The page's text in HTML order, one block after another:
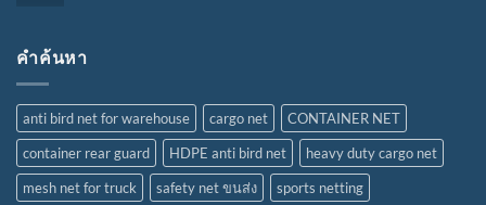
คำค้นหา
anti bird net for warehouse cargo net
CONTAINER NET
container rear guard
HDPE anti bird net
heavy duty cargo net
mesh net for truck
safety net ขนส่ง
sports netting